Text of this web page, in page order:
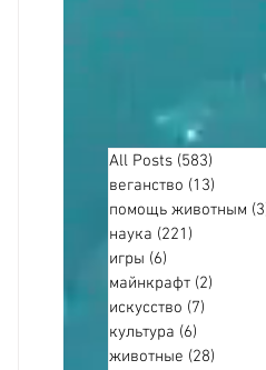
All Posts (583)
веганство (13)
помощь животным
наука (221)
игры (6)
майнкрафт (2)
искусство (7)
культура (6)
животные (28)